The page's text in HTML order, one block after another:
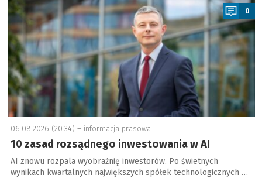
0
06.08.2026 (20:34) – informacja prasowa
10 zasad rozsądnego inwestowania w AI
AI znowu rozpala wyobraźnię inwestorów. Po świetnych
wynikach kwartalnych największych spółek technologicznych …